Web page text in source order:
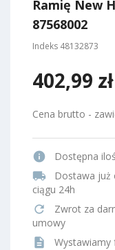
Ramię New
87568002
Indeks 48132873
402,99 zł
Cena brutto -
info Dostępna
local_shipping
Dostawa już
ciągu 24h
refresh
Zwrot za
umowy
description Wystawiamy